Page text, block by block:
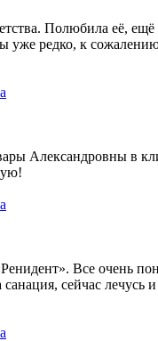
Полюбила её, ещё
редко, к
Александровны в
Все очень
сейчас